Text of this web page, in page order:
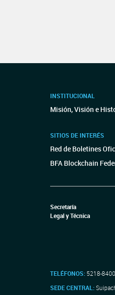
INSTITUCIONAL
Misión, Visión e
SITIOS DE INTERÉS
Red de Boletines
BFA Blockchain
Secretaría
Legal y Técnica
TELÉFONOS: 5218-
SEDE CENTRAL: